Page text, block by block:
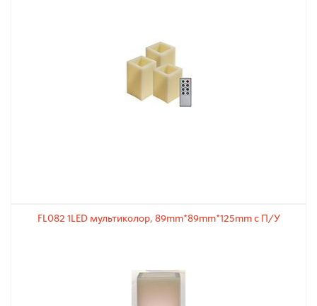
FL082 1LED мультиколор, 89mm*89mm*125mm с П/У